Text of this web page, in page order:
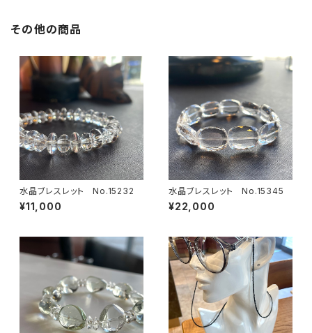
その他の商品
水晶ブレスレット No.15232
¥11,000
水晶ブレスレット No.15345
¥22,000